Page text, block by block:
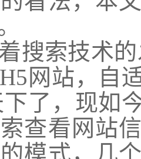
搜索技术
网站，自
下了，现如
查看网站
模式，几